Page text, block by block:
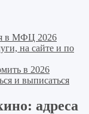
в МФЦ 2026
на сайте и по
в 2026
и выписаться
адреса